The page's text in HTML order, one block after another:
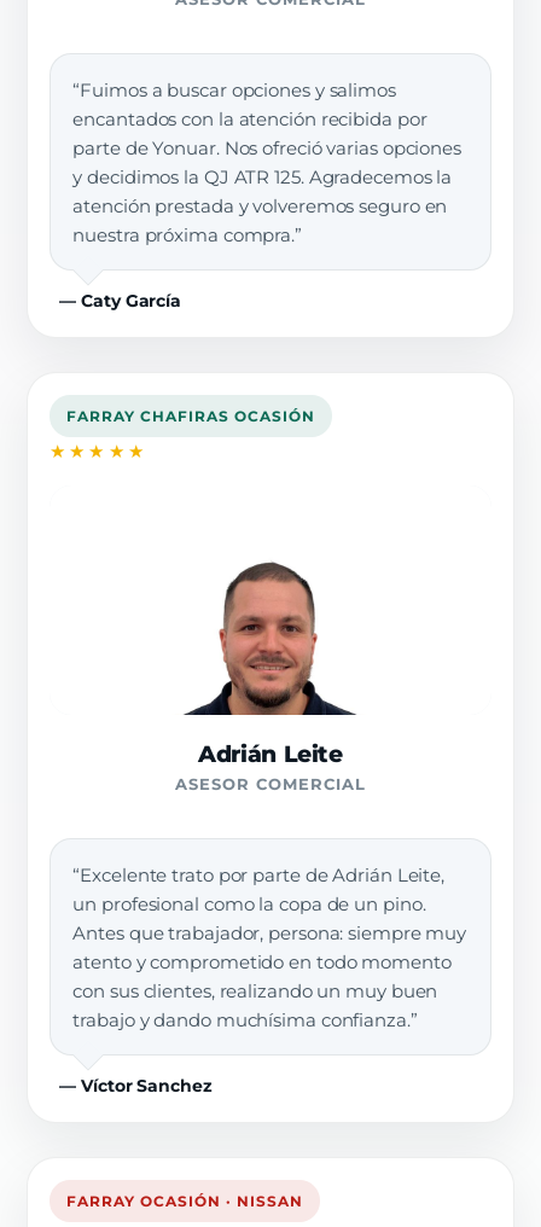
“Fuimos a buscar opciones y salimos
encantados con la atención recibida por
parte de Yonuar. Nos ofreció varias opciones
y decidimos la QJ ATR 125. Agradecemos la
atención prestada y volveremos seguro en
nuestra próxima compra.”
— Caty García
FARRAY CHAFIRAS OCASIÓN
★★★★★
Adrián Leite
ASESOR COMERCIAL
“Excelente trato por parte de Adrián Leite,
un profesional como la copa de un pino.
Antes que trabajador, persona: siempre muy
atento y comprometido en todo momento
con sus clientes, realizando un muy buen
trabajo y dando muchísima confianza.”
— Víctor Sanchez
FARRAY OCASIÓN · NISSAN